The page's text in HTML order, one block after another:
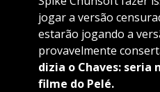
jogar a versão
estarão jogando a
provavelmente
dizia o Chaves:
filme do Pelé.